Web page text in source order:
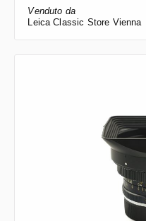
Venduto da
Leica Classic Store Vienna